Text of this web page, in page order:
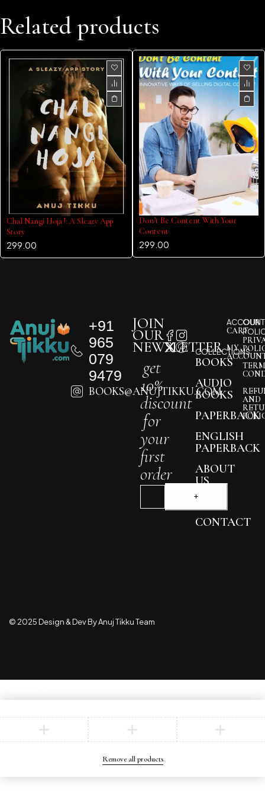
Related products
Chal Nangi Hoja !: A Sleazy App
Story
299.00
Don’t Be Content With Your
Content
299.00
+91
965
079
9479
BOOKS@ANUJTIKKU.COM
COLLECTIONS
BOOKS
AUDIO
BOOKS
PAPERBACK
ENGLISH
PAPERBACK
ABOUT
US
BLOG
CONTACT
JOIN
OUR
NEWSLETTER
get
10%
discount
for
your
first
order
ACCOUNT
CART
MY
OUR
AND
© 2025 Design & Dev By Anuj Tikku Team
Remove all products